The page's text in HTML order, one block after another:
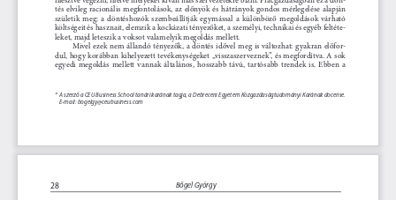
tés  elvileg  racionális  megfontolások,  az  előnyök  és  hátrányok  gondos  mérlegelése  alapján
születik  meg:  a  döntéshozók  szembeállítják  egymással  a  különböző  megoldások  várható
költségeit és hasznait, elemzik a kockázati tényezőket, a személyi, technikai és egyéb feltéte-
leket, majd leteszik a voksot valamelyik megoldás mellett.
Mivel  ezek  nem  állandó  tényezők,  a  döntés  idővel  meg  is  változhat:  gyakran  előfor-
dul, hogy korábban kihelyezett tevékenységeket „visszaszerveznek”, és megfordítva. A sok
egyedi  megoldás  mellett  vannak  általános,  hosszabb  távú,  tartósabb  trendek  is.  Ebben  a
*    A szerző a CEU Business School tanári karának tagja, a Debreceni Egyetem Közgazdaságtudományi Karának docense.
E-mail: bogelgy@ceubusiness.com
28 Bőgel György